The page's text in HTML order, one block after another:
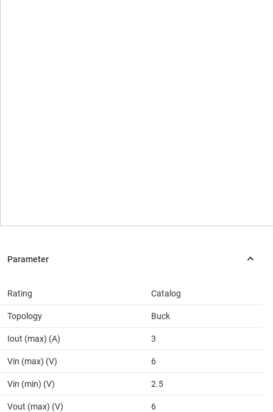
Rating Catalog
Topology Buck
Iout (max) (A) 3
Vin (max) (V) 6
Vin (min) (V) 2.5
Vout (max) (V) 6